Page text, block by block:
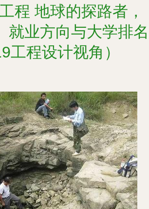
程 地球的探路者，
就业方向与大学排名
工程设计视角）